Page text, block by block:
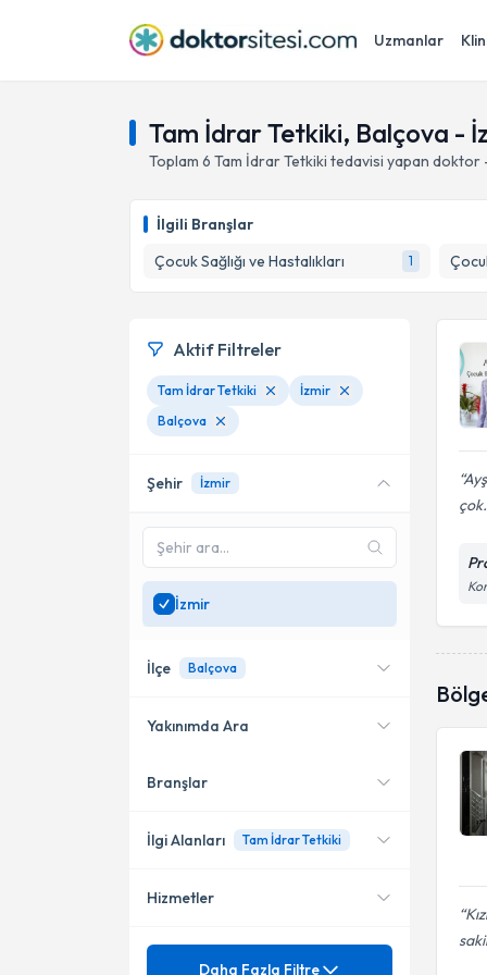
Uzmanlar
Tam İdrar Tetkiki, Balçova -
Toplam 6 Tam İdrar Tetkiki tedavisi yapan doktor
İlgili Branşlar
Çocuk Sağlığı ve Hastalıkları
1
Aktif Filtreler
Tam İdrar Tetkiki
İzmir
Balçova
Şehir İzmir
İzmir
İlçe Balçova
Karşıyaka
Konak
Yakınımda Ara
Konumuma yakın uzmanları
Branşlar
Çocuk Sağlığı ve Hastalıkları
Çocuk Yoğun Bakımı
İlgi Alanları Tam İdrar Tetkiki
0-18 Yaş Arası Tüm Çocuklara
Hizmetler
Mezuniyet
Daha Fazla Filtre